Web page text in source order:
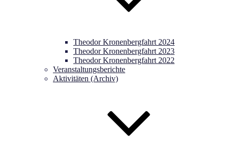
Theodor Kronenbergfahrt 2024
Theodor Kronenbergfahrt 2023
Theodor Kronenbergfahrt 2022
Veranstaltungsberichte
Aktivitäten (Archiv)